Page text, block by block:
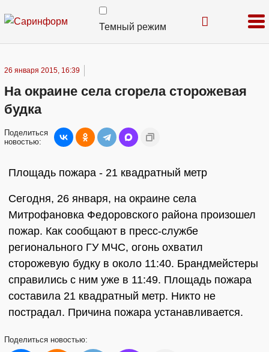
Темный режим
26 января 2015, 16:39
На окраине села сгорела сторожевая
будка
Поделиться
новостью:
Площадь пожара - 21 квадратный метр
Сегодня, 26 января, на окраине села
Митрофановка Федоровского района произошел
пожар. Как сообщают в пресс-службе
регионального ГУ МЧС, огонь охватил
сторожевую будку в около 11:40. Брандмейстеры
справились с ним уже в 11:49. Площадь пожара
составила 21 квадратный метр. Никто не
пострадал. Причина пожара устанавливается.
Поделиться новостью: